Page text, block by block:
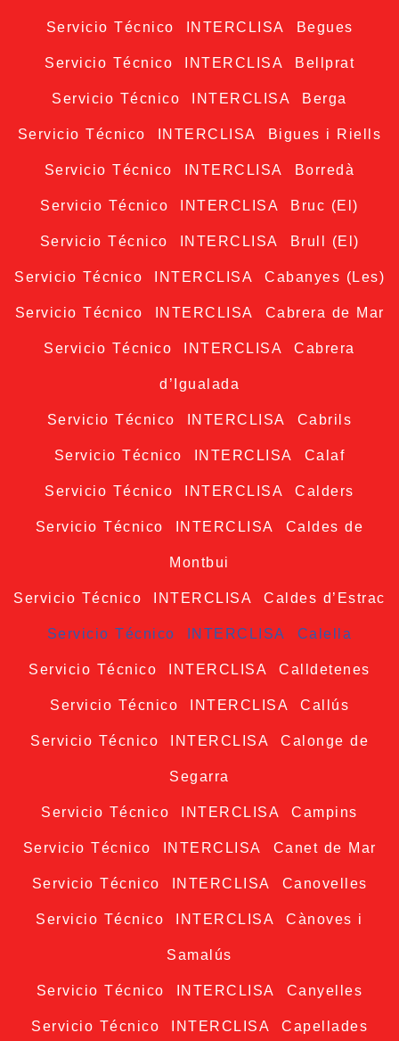
Servicio Técnico INTERCLISA Begues
Servicio Técnico INTERCLISA Bellprat
Servicio Técnico INTERCLISA Berga
Servicio Técnico INTERCLISA Bigues i Riells
Servicio Técnico INTERCLISA Borredà
Servicio Técnico INTERCLISA Bruc (El)
Servicio Técnico INTERCLISA Brull (El)
Servicio Técnico INTERCLISA Cabanyes (Les)
Servicio Técnico INTERCLISA Cabrera de Mar
Servicio Técnico INTERCLISA Cabrera
d’Igualada
Servicio Técnico INTERCLISA Cabrils
Servicio Técnico INTERCLISA Calaf
Servicio Técnico INTERCLISA Calders
Servicio Técnico INTERCLISA Caldes de
Montbui
Servicio Técnico INTERCLISA Caldes d’Estrac
Servicio Técnico INTERCLISA Calella
Servicio Técnico INTERCLISA Calldetenes
Servicio Técnico INTERCLISA Callús
Servicio Técnico INTERCLISA Calonge de
Segarra
Servicio Técnico INTERCLISA Campins
Servicio Técnico INTERCLISA Canet de Mar
Servicio Técnico INTERCLISA Canovelles
Servicio Técnico INTERCLISA Cànoves i
Samalús
Servicio Técnico INTERCLISA Canyelles
Servicio Técnico INTERCLISA Capellades